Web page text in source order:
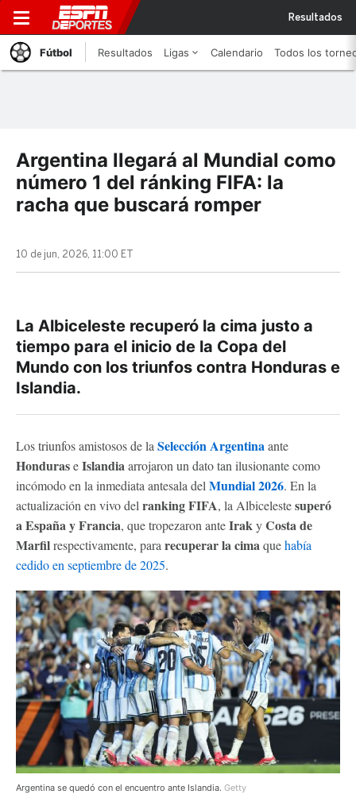
Resultados
Fútbol Resultados Ligas Calendario Todos los
Argentina llegará al Mundial como
número 1 del ránking FIFA: la
racha que buscará romper
10 de jun, 2026, 11:00 ET
La Albiceleste recuperó la cima justo a
tiempo para el inicio de la Copa del
Mundo con los triunfos contra Honduras e
Islandia.
Los triunfos amistosos de la Selección Argentinaante
HonduraseIslandiaarrojaron un dato tan ilusionante como
incómodo en la inmediata antesala del Mundial 2026. En la
actualización en vivo del ranking FIFA, la Albicelestesuperó
a España y Francia, que tropezaron anteIrakyCosta de
Marfilrespectivamente, para recuperar la cimaquehabía
cedido en septiembre de 2025.
Argentina se quedó con el encuentro ante Islandia. Getty